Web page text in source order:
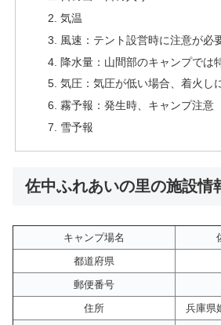
気温
風速：テント設営時に注意が必
降水量：山間部のキャンプでは
気圧：気圧が低い場合、着火し
霧予報：発生時、キャンプ注意
雪予報
佐中ふれあいの里の施設情
キャンプ場名
都道府県
郵便番号
住所
兵庫県